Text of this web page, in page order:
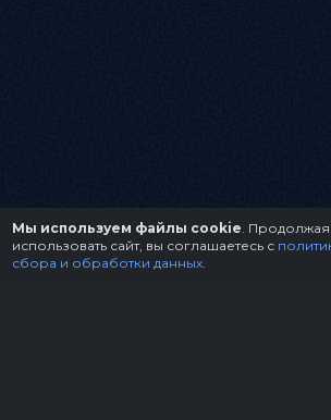
Мы используем файлы cookie . Продолжая
использовать сайт, вы соглашаетесь с
сбора и обработки данных